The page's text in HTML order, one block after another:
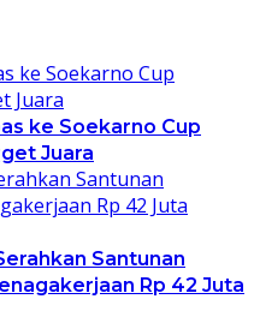
ke Soekarno Cup
Juara
Santunan
Rp 42 Juta